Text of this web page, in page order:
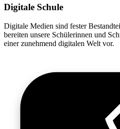
Digitale Schule
Digitale Medien sind fester
bereiten unsere Schülerinnen und
einer zunehmend digitalen Welt vor.